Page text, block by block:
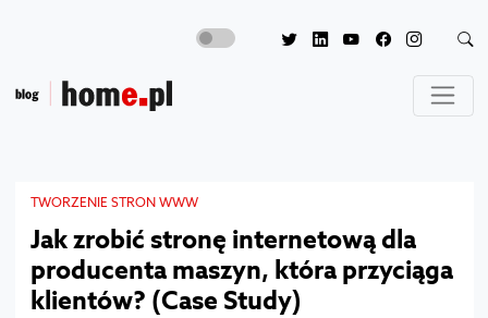
TWORZENIE STRON WWW
Jak zrobić stronę internetową dla
producenta maszyn, która przyciąga
klientów? (Case Study)